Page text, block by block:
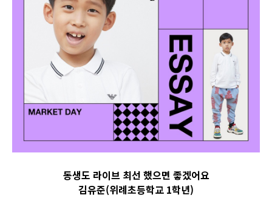
동생도 라이브 최선 했으면 좋겠어요
김유준(위례초등학교 1학년)